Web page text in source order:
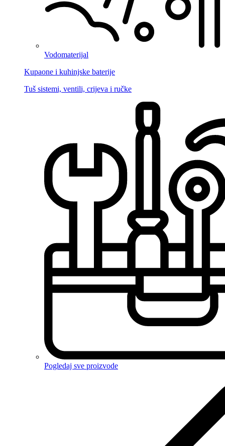
Vodomaterijal
Kupaone i kuhinjske baterije
Tuš sistemi, ventili, crijeva i ručke
Pogledaj sve proizvode